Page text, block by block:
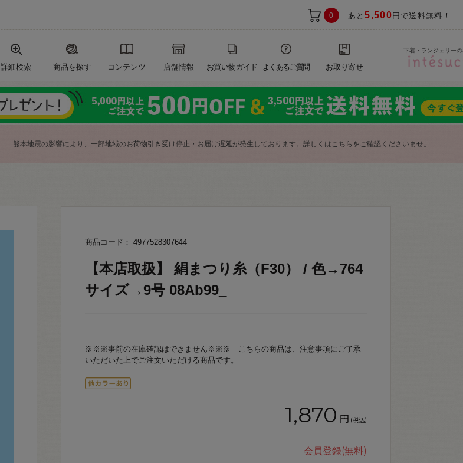
0 あと5,500 円で送料無料！
詳細検索 商品を探す コンテンツ 店舗情報 お買い物ガイド よくあるご質問 お取り寄せ
下着・ランジェリー
熊本地震の影響により、一部地域のお荷物引き受け停止・お届け遅延が発生しております。詳しくはこちら をご確認くださいませ。
商品コード： 4977528307644
【本店取扱】 絹まつり糸（F30） / 色→764
サイズ→9号 08Ab99_
※※※事前の在庫確認はできません※※※ こちらの商品は、注意事項にご了承
いただいた上でご注文いただける商品です。
1,870 円 (税込)
会員登録(無料)